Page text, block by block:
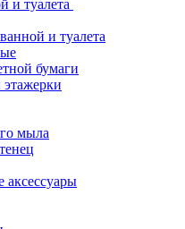
и туалета
и туалета
бумаги
мыла
аксессуары